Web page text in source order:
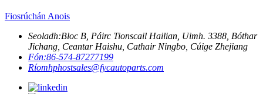
Fiosrúchán Anois
Seoladh:Bloc B, Páirc Tionscail Hailian, Uimh. 3388, Bóthar
Jichang, Ceantar Haishu, Cathair Ningbo, Cúige Zhejiang
Fón:86-574-87277199
Ríomhphostsales@fycautoparts.com